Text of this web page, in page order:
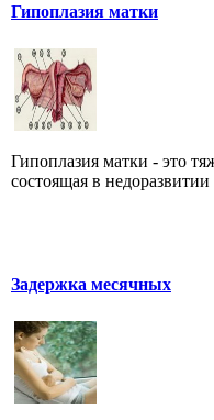
Гипоплазия матки
Гипоплазия матки - это
состоящая в недоразвитии
Задержка месячных